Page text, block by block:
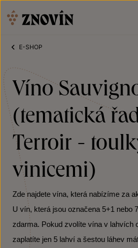
E-SHOP
Víno
(tematická
Terroir -
vinicemi)
Zde najdete vína, která nabízíme za
U vín, která jsou označena 5+1 nebo
zdarma. Pokud zvolíte vína v lahvích
zaplatíte jen 5 lahví a šestou láhev